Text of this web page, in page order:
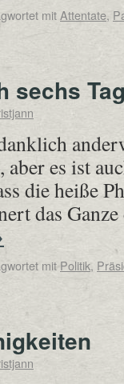
mitAttentate,
sechs
aber es ist
die heiße
das
mit Politik,